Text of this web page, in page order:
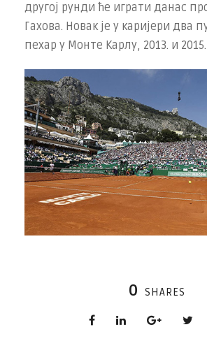
другој рунди ће играти данас
Гахова. Новак је у каријери два
пехар у Монте Карлу, 2013. и
0 SHARES